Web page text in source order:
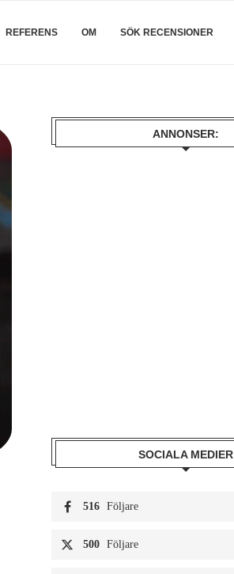
REFERENS OM SÖK RECENSIONER
ANNONSER:
SOCIALA MEDIER
516 Följare
500 Följare